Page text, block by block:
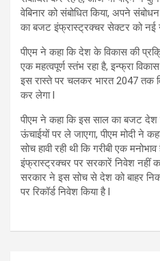
वेबिनार को संबोधित किया, अपने
का बजट इंफ्रास्ट्रक्चर सेक्टर को नई
पीएम ने कहा कि देश के विकास की
एक महत्वपूर्ण स्तंभ रहा है, इन्फ्रा
इस रास्ते पर चलकर भारत 2047 तक
कर लेगा l
पीएम ने कहा कि इस साल का बजट
ऊंचाईयों पर ले जाएगा, पीएम मोदी ने
सोच हावी रही थी कि गरीबी एक
इंफ्रास्ट्रक्चर पर सरकारें निवेश नहीं
सरकार ने इस सोच से देश को बाहर
पर रिकॉर्ड निवेश किया है l